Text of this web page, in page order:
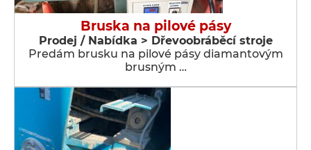
Bruska na pilové pásy
Prodej / Nabídka > Dřevoobráběcí stroje
Predám brusku na pilové pásy diamantovým
brusným …